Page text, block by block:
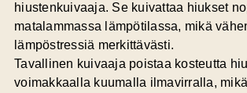
hiustenkuivaaja. Se kuivattaa hiukset
matalammassa lämpötilassa, mikä
lämpöstressiä merkittävästi.
Tavallinen kuivaaja poistaa kosteutta
voimakkaalla kuumalla ilmavirralla,